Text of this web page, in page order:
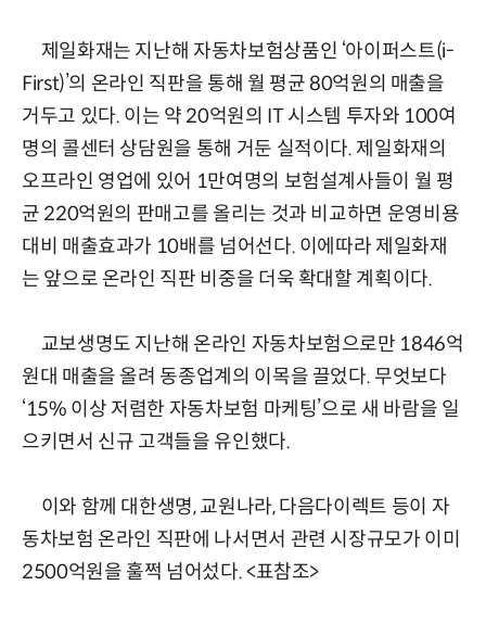
제일화재는 지난해 자동차보험상품인 ‘아이퍼스트(i-
First)’의 온라인 직판을 통해 월 평균 80억원의 매출을
거두고 있다. 이는 약 20억원의 IT 시스템 투자와 100여
명의 콜센터 상담원을 통해 거둔 실적이다. 제일화재의
오프라인 영업에 있어 1만여명의 보험설계사들이 월 평
균 220억원의 판매고를 올리는 것과 비교하면 운영비용
대비 매출효과가 10배를 넘어선다. 이에따라 제일화재
는 앞으로 온라인 직판 비중을 더욱 확대할 계획이다.
교보생명도 지난해 온라인 자동차보험으로만 1846억
원대 매출을 올려 동종업계의 이목을 끌었다. 무엇보다
‘15% 이상 저렴한 자동차보험 마케팅’으로 새 바람을 일
으키면서 신규 고객들을 유인했다.
이와 함께 대한생명, 교원나라, 다음다이렉트 등이 자
동차보험 온라인 직판에 나서면서 관련 시장규모가 이미
2500억원을 훌쩍 넘어섰다. <표참조>